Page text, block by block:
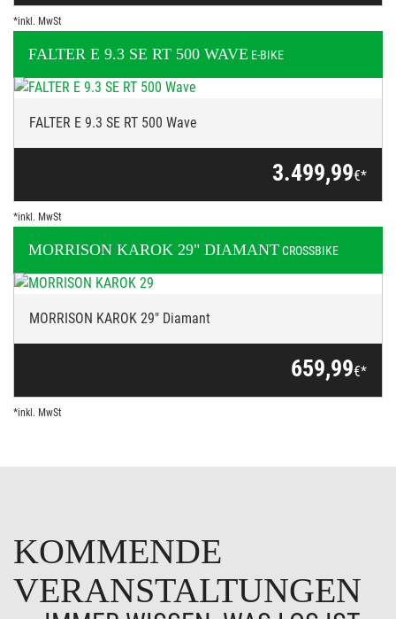
*inkl. MwSt
FALTER E 9.3 SE RT 500 WAVE E-BIKE
FALTER E 9.3 SE RT 500 Wave
3.499,99€*
*inkl. MwSt
MORRISON KAROK 29" DIAMANTCROSSBIKE
MORRISON KAROK 29" Diamant
659,99€*
*inkl. MwSt
KOMMENDE
VERANSTALTUNGEN